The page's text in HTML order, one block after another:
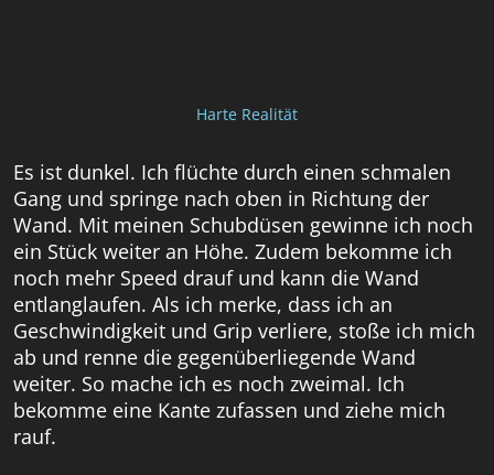
Harte Realität
Es ist dunkel. Ich flüchte durch einen schmalen
Gang und springe nach oben in Richtung der
Wand. Mit meinen Schubdüsen gewinne ich noch
ein Stück weiter an Höhe. Zudem bekomme ich
noch mehr Speed drauf und kann die Wand
entlanglaufen. Als ich merke, dass ich an
Geschwindigkeit und Grip verliere, stoße ich mich
ab und renne die gegenüberliegende Wand
weiter. So mache ich es noch zweimal. Ich
bekomme eine Kante zufassen und ziehe mich
rauf.